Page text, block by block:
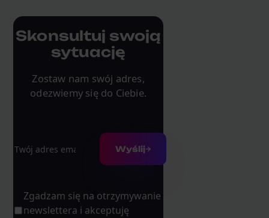
Skonsultuj swoją
sytuację
Zostaw nam swój adres,
odezwiemy się do Ciebie.
Wyślij
Zgadzam się na otrzymywanie
newslettera i akceptuję